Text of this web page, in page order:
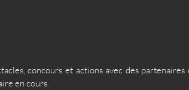
concours et actions avec des
en cours.